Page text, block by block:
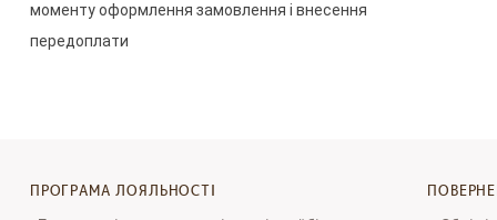
моментуоформлення замовлення і внесення
передоплати
ПРОГРАМА ЛОЯЛЬНОСТІ